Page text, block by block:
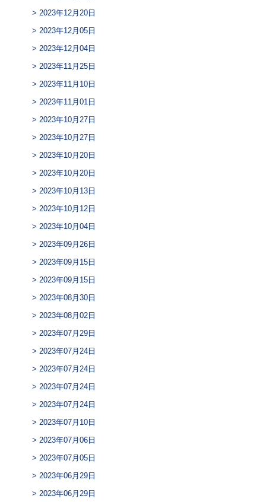
2023年12月20日
2023年12月05日
2023年12月04日
2023年11月25日
2023年11月10日
2023年11月01日
2023年10月27日
2023年10月27日
2023年10月20日
2023年10月20日
2023年10月13日
2023年10月12日
2023年10月04日
2023年09月26日
2023年09月15日
2023年09月15日
2023年08月30日
2023年08月02日
2023年07月29日
2023年07月24日
2023年07月24日
2023年07月24日
2023年07月24日
2023年07月10日
2023年07月06日
2023年07月05日
2023年06月29日
2023年06月29日